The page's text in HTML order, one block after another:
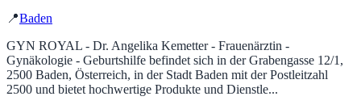
📍Baden
GYN ROYAL - Dr. Angelika Kemetter - Frauenärztin -
Gynäkologie - Geburtshilfe befindet sich in der Grabengasse 12/1,
2500 Baden, Österreich, in der Stadt Baden mit der Postleitzahl
2500 und bietet hochwertige Produkte und Dienstle...